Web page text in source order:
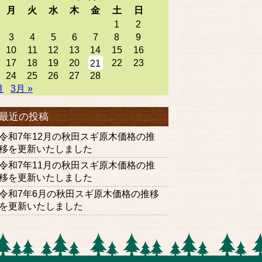
月
火 水 木 金 土
日
1
2
3
4 5 6 7 8
9
10
11 12 13 14 15
16
17
18 19 20 21 22
23
24
25 26 27
28
3月 »
近の投稿
和7年12月の秋田スギ原木価格の推
を更新いたしました
和7年11月の秋田スギ原木価格の推
を更新いたしました
和7年6月の秋田スギ原木価格の推移
更新いたしました